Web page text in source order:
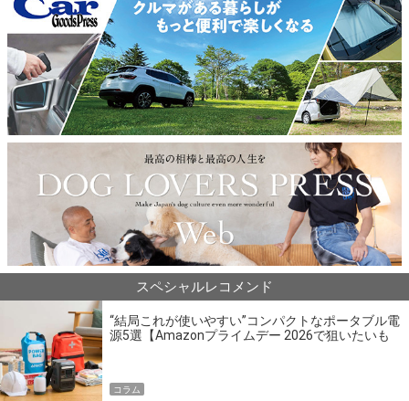
スペシャルレコメンド
“結局これが使いやすい”コンパクトなポータブル電
源5選【Amazonプライムデー 2026で狙いたいも
コラム